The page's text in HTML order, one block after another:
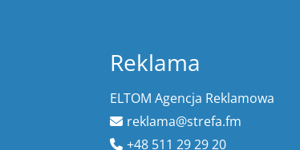
Reklama
ELTOM Agencja Reklamowa
reklama@strefa.fm
+48 511 29 29 20